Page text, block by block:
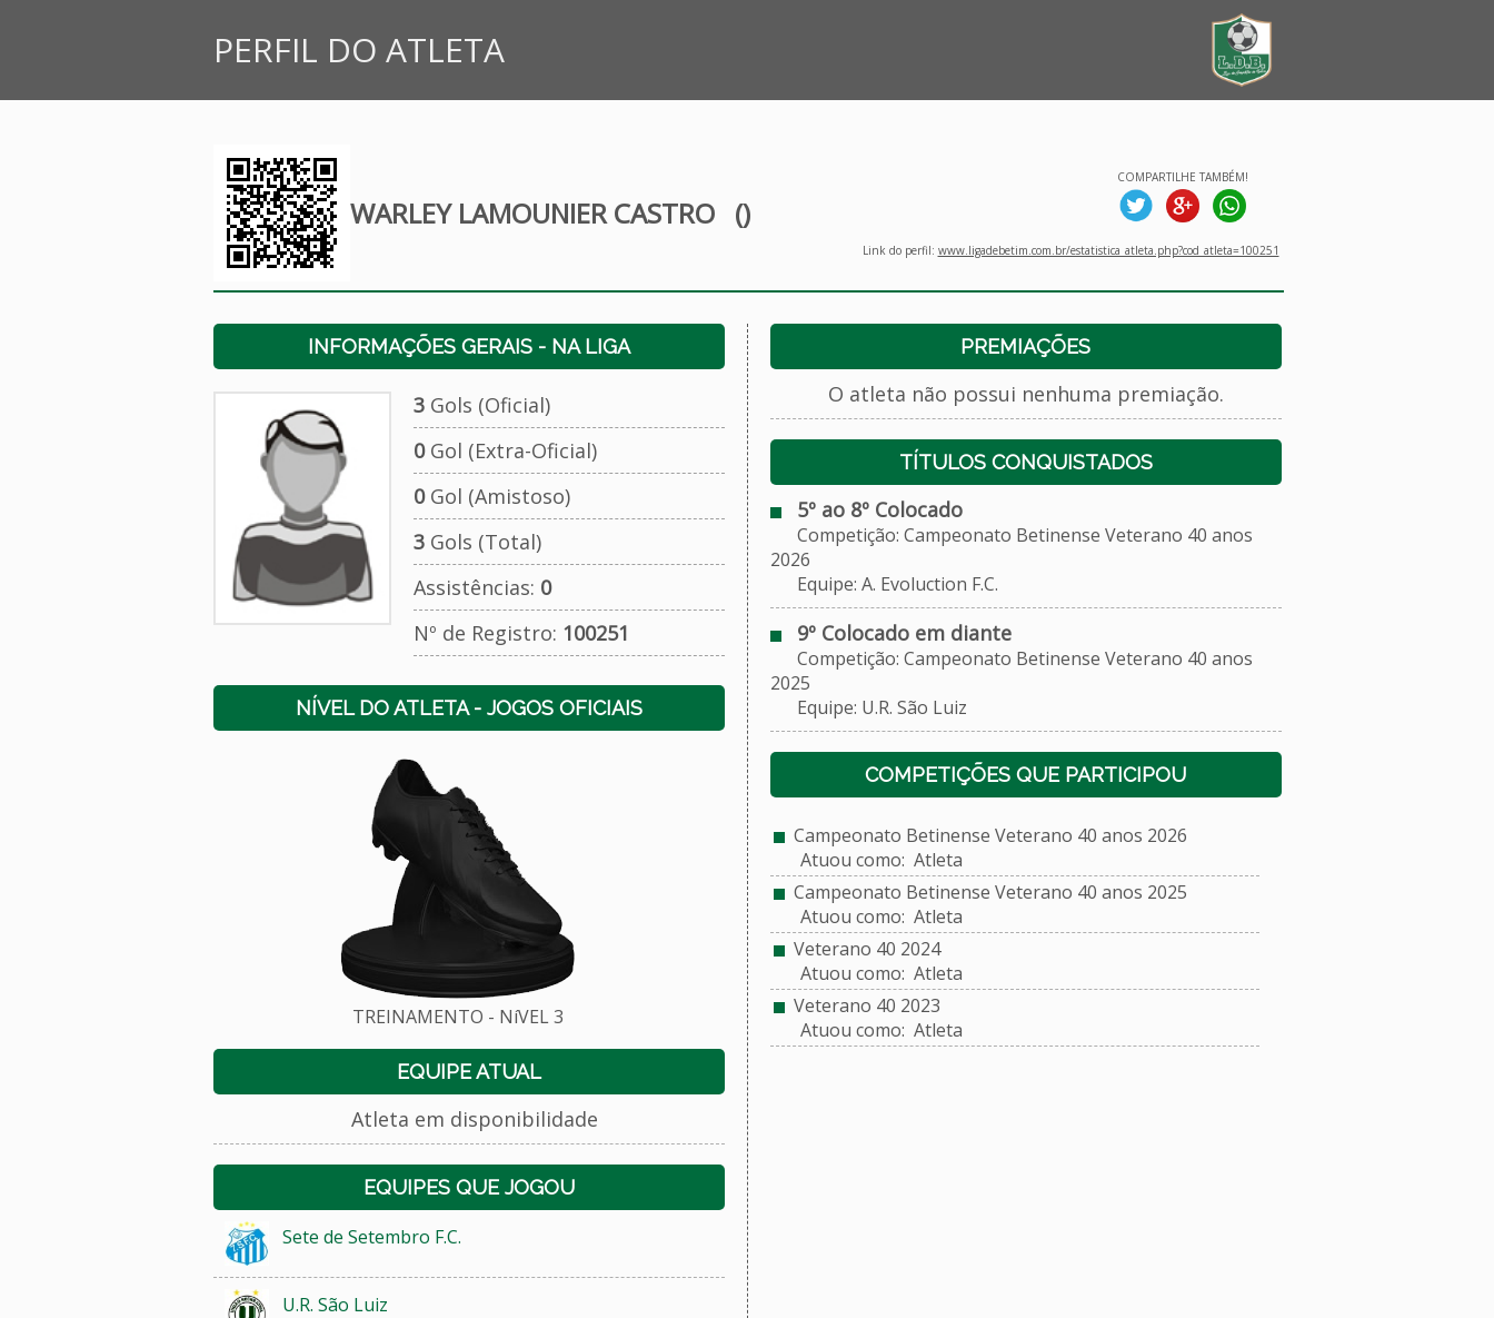
PERFIL DO ATLETA
WARLEY LAMOUNIER CASTRO ()
COMPARTILHE TAMBÉM!
Link do perfil: www.ligadebetim.com.br/estatistica_atleta.php?cod_atleta=100251
INFORMAÇÕES GERAIS - NA LIGA
3Gols (Oficial)
0Gol (Extra-Oficial)
0Gol (Amistoso)
3Gols (Total)
Assistências: 0
Nº de Registro: 100251
NÍVEL DO ATLETA - JOGOS OFICIAIS
TREINAMENTO - NíVEL 3
EQUIPE ATUAL
Atleta em disponibilidade
EQUIPES QUE JOGOU
Sete de Setembro F.C.
U.R. São Luiz
PREMIAÇÕES
O atleta não possui nenhuma premiação.
TÍTULOS CONQUISTADOS
5º ao 8º Colocado
Competição: Campeonato Betinense Veterano 40 anos
2026
Equipe: A. Evoluction F.C.
9º Colocado em diante
Competição: Campeonato Betinense Veterano 40 anos
2025
Equipe: U.R. São Luiz
COMPETIÇÕES QUE PARTICIPOU
Campeonato Betinense Veterano 40 anos 2026
Atuou como: Atleta
Campeonato Betinense Veterano 40 anos 2025
Atuou como: Atleta
Veterano 40 2024
Atuou como: Atleta
Veterano 40 2023
Atuou como: Atleta